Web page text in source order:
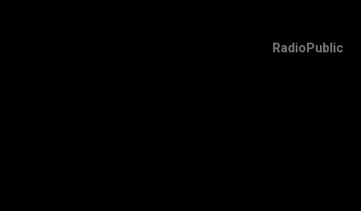
RadioPublic